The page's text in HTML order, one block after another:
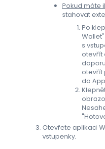
Pokud máte
stahovat
Po
s
otevřít
otevřít
do
Otevřete aplikaci
vstupenky.